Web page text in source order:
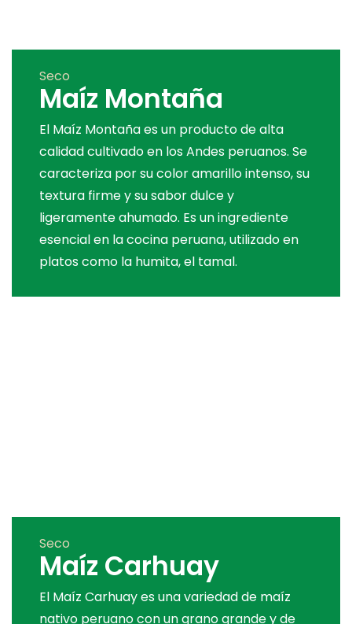
Seco
Maíz Montaña
El Maíz Montaña es un producto de alta
calidad cultivado en los Andes peruanos. Se
caracteriza por su color amarillo intenso, su
textura firme y su sabor dulce y
ligeramente ahumado. Es un ingrediente
esencial en la cocina peruana, utilizado en
platos como la humita, el tamal.
Seco
Maíz Carhuay
El Maíz Carhuay es una variedad de maíz
nativo peruano con un grano grande y de